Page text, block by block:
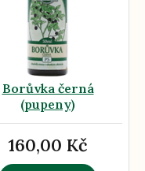
Borůvka černá
(pupeny)
160,00 Kč